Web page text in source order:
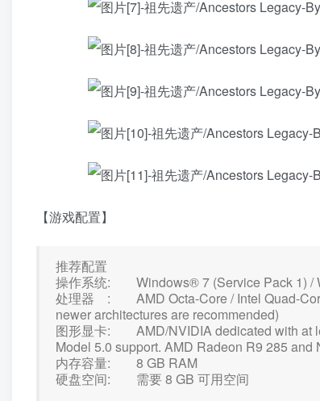
【游戏配置】
推荐配置
操作系统: Windows® 7 (Service Pack 1) /
处理器 : AMD Octa-Core / Intel Quad-Core
newer architectures are recommended)
图形显卡: AMD/NVIDIA dedicated with at
Model 5.0 support. AMD Radeon R9 285
内存容量: 8 GB RAM
硬盘空间: 需要 8 GB 可用空间